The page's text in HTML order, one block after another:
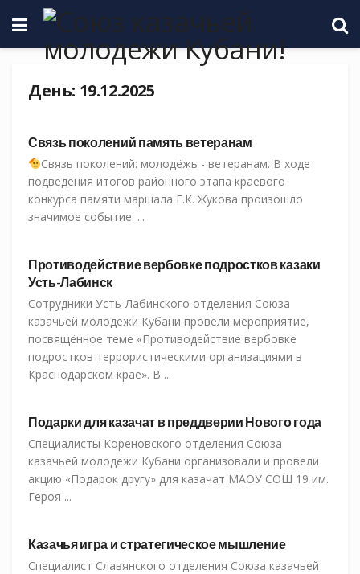
День: 19.12.2025
Связь поколений память ветеранам
Связь поколений: молодёжь - ветеранам. В ходе
подведения итогов районного этапа краевого
конкурса памяти маршала Г.К. Жукова произошло
значимое событие. ...
Противодействие вербовке подростков казаки
Усть-Лабинск
Сотрудники Усть-Лабинского отделения Союза
казачьей молодежи Кубани провели мероприятие,
посвящённое теме «Противодействие вербовке
подростков террористическими организациями в
Краснодарском крае». В ...
Подарки для казачат в преддверии Нового года
Специалисты Кореновского отделения Союза
казачьей молодежи Кубани организовали и провели
акцию «Подарок другу» для казачат МАОУ СОШ 19 им.
Героя ...
Казачья игра и стратегическое мышление
Специалист Славянского отделения Союза казачьей